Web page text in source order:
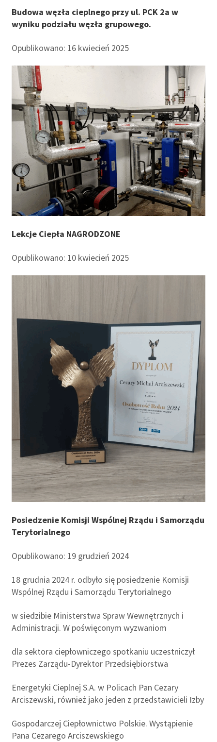
Budowa węzła cieplnego przy ul. PCK 2a w
wyniku podziału węzła grupowego.
Opublikowano: 16 kwiecień 2025
Lekcje Ciepła NAGRODZONE
Opublikowano: 10 kwiecień 2025
Posiedzenie Komisji Wspólnej Rządu i Samorządu
Terytorialnego
Opublikowano: 19 grudzień 2024
18 grudnia 2024 r. odbyło się posiedzenie Komisji
Wspólnej Rządu i Samorządu Terytorialnego
w siedzibie Ministerstwa Spraw Wewnętrznych i
Administracji. W poświęconym wyzwaniom
dla sektora ciepłowniczego spotkaniu uczestniczył
Prezes Zarządu-Dyrektor Przedsiębiorstwa
Energetyki Cieplnej S.A. w Policach Pan Cezary
Arciszewski, również jako jeden z przedstawicieli Izby
Gospodarczej Ciepłownictwo Polskie. Wystąpienie
Pana Cezarego Arciszewskiego